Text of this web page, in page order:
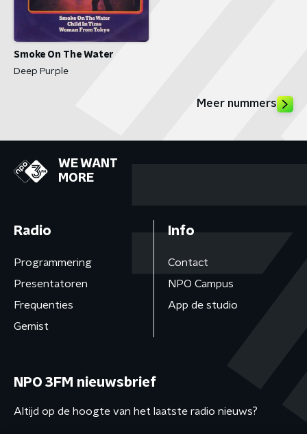
Smoke On The Water
Deep Purple
Meer nummers
WE WANT
MORE
Radio
Programmering
Presentatoren
Frequenties
Gemist
Info
Contact
NPO Campus
App de studio
NPO 3FM nieuwsbrief
Altijd op de hoogte van het laatste radio nieuws?